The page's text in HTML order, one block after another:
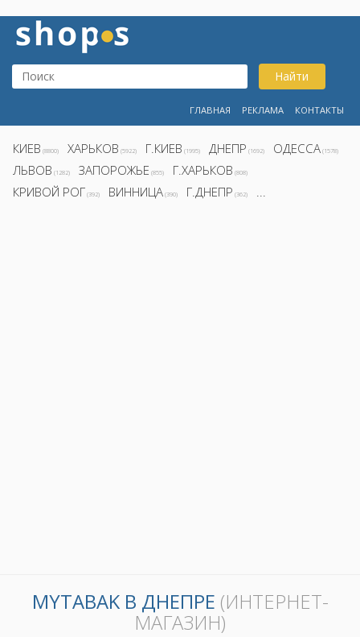
Найти
ГЛАВНАЯ РЕКЛАМА КОНТАКТЫ
КИЕВ (8800) ХАРЬКОВ (5922) Г.КИЕВ (1995) ДНЕПР (1692) ОДЕССА (1578)
ЛЬВОВ (1282) ЗАПОРОЖЬЕ (855) Г.ХАРЬКОВ (808)
КРИВОЙ РОГ (392) ВИННИЦА (390) Г.ДНЕПР (362) ...
MYTABAK В ДНЕПРЕ (ИНТЕРНЕТ-
МАГАЗИН)